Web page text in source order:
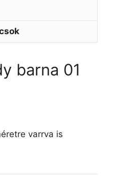
barna 01
varrva is